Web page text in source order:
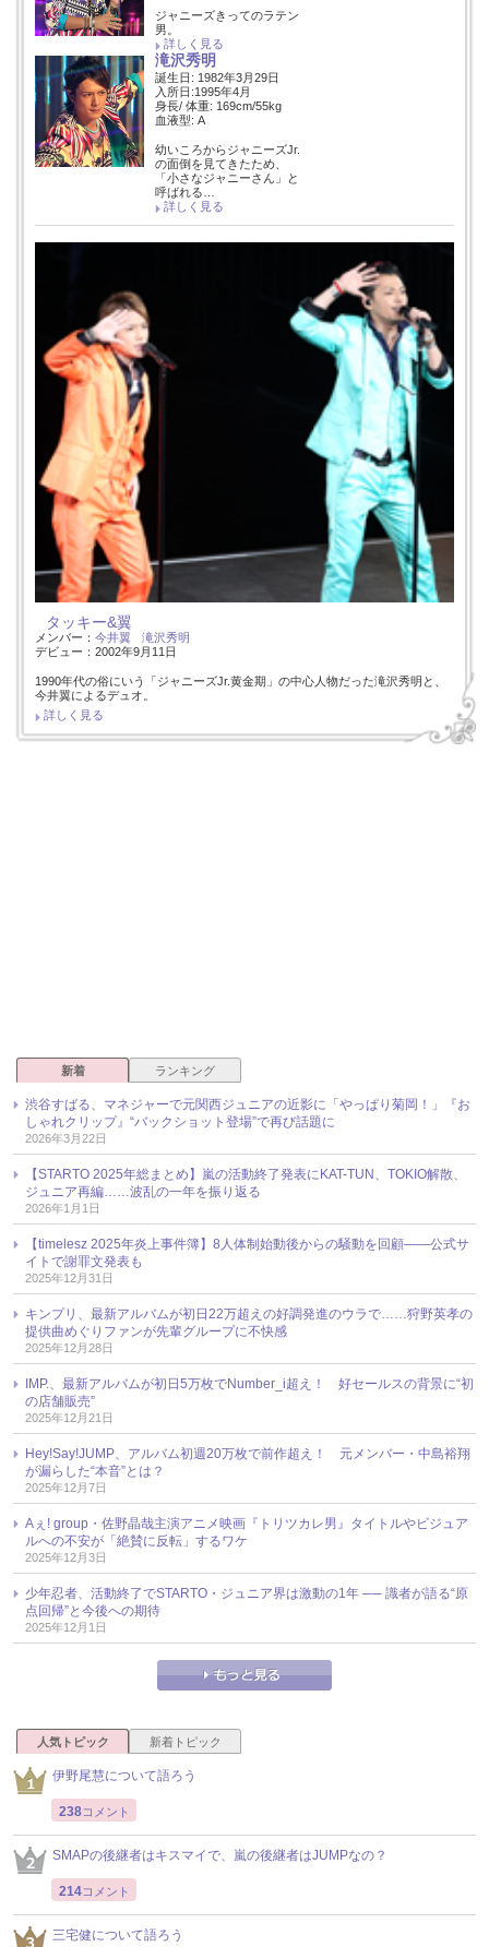
ジャニーズきってのラテン
男。
詳しく見る
滝沢秀明
誕生日: 1982年3月29日
入所日:1995年4月
身長/ 体重: 169cm/55kg
血液型: A
幼いころからジャニーズJr.
の面倒を見てきたため、
「小さなジャニーさん」と
呼ばれる…
詳しく見る
タッキー&翼
メンバー： 今井翼
滝沢秀明
デビュー：2002年9月11日
1990年代の俗にいう「ジャニーズJr.黄金期」の中心人物だった滝沢秀明と、
今井翼によるデュオ。
詳しく見る
新着 ランキング
渋谷すばる、マネジャーで元関西ジュニアの近影に「やっぱり菊岡！」『お
しゃれクリップ』“バックショット登場”で再び話題に
2026年3月22日
【STARTO 2025年総まとめ】嵐の活動終了発表にKAT-TUN、TOKIO解散、
ジュニア再編……波乱の一年を振り返る
2026年1月1日
【timelesz 2025年炎上事件簿】8人体制始動後からの騒動を回顧――公式サ
イトで謝罪文発表も
2025年12月31日
キンプリ、最新アルバムが初日22万超えの好調発進のウラで……狩野英孝の
提供曲めぐりファンが先輩グループに不快感
2025年12月28日
IMP.、最新アルバムが初日5万枚でNumber_i超え！ 好セールスの背景に“初
の店舗販売”
2025年12月21日
Hey!Say!JUMP、アルバム初週20万枚で前作超え！ 元メンバー・中島裕翔
が漏らした“本音”とは？
2025年12月7日
Aぇ! group・佐野晶哉主演アニメ映画『トリツカレ男』タイトルやビジュア
ルへの不安が「絶賛に反転」するワケ
2025年12月3日
少年忍者、活動終了でSTARTO・ジュニア界は激動の1年 ── 識者が語る“原
点回帰”と今後への期待
2025年12月1日
人気トピック 新着トピック
伊野尾慧について語ろう
238コメント
SMAPの後継者はキスマイで、嵐の後継者はJUMPなの？
214コメント
三宅健について語ろう